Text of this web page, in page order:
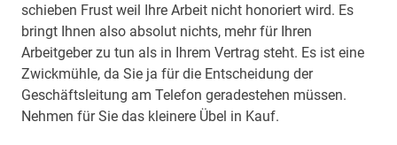
schieben Frust weil Ihre Arbeit nicht honoriert wird. Es
bringt Ihnen also absolut nichts, mehr für Ihren
Arbeitgeber zu tun als in Ihrem Vertrag steht. Es ist eine
Zwickmühle, da Sie ja für die Entscheidung der
Geschäftsleitung am Telefon geradestehen müssen.
Nehmen für Sie das kleinere Übel in Kauf.